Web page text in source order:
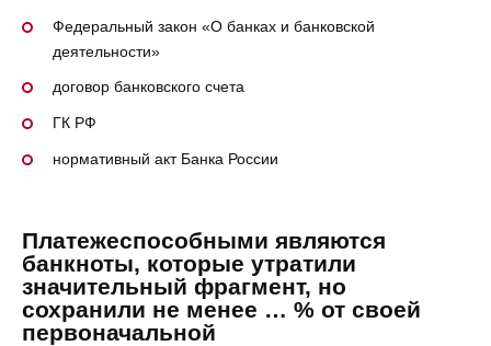
Федеральный закон «О банках и банковской
деятельности»
договор банковского счета
ГК РФ
нормативный акт Банка России
Платежеспособными являются
банкноты, которые утратили
значительный фрагмент, но
сохранили не менее … % от своей
первоначальной